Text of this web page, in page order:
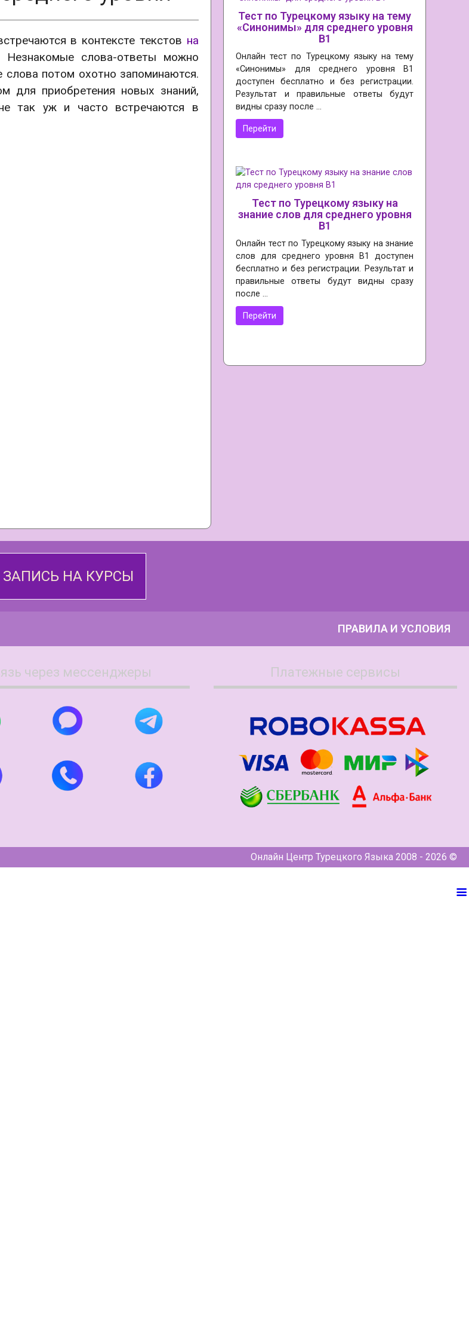
ПОСЛОВИЦ
УСЛОВИЯ
в контексте текстов на
Незнакомые слова-ответы можно
слова потом охотно запоминаются.
для приобретения новых знаний,
так уж и часто встречаются в
Тест по Турецкому языку на тему
«Синонимы» для среднего уровня
B1
Онлайн тест по Турецкому языку на тему
«Синонимы» для среднего уровня B1
доступен бесплатно и без регистрации.
Результат и правильные ответы будут
видны сразу после …
Перейти
Тест по Турецкому языку на
знание слов для среднего уровня
B1
Онлайн тест по Турецкому языку на знание
слов для среднего уровня B1 доступен
бесплатно и без регистрации. Результат и
правильные ответы будут видны сразу
после …
Перейти
ЗАПИСЬ НА КУРСЫ
ПРАВИЛА И УСЛОВИЯ
через мессенджеры Платежные сервисы
Онлайн Центр Турецкого Языка 2008 - 2026 ©